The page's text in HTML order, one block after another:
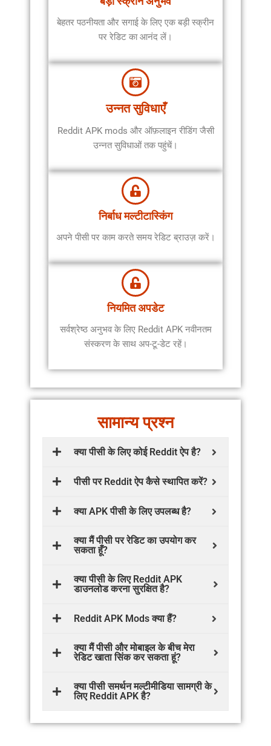
बेहतर पठनीयता और सगाई के लिए एक बड़ी स्क्रीन
पर रेडिट का आनंद लें।
उन्नत सुविधाएँ
Reddit APK mods और ऑफ़लाइन रीडिंग जैसी
उन्नत सुविधाओं तक पहुंचें।
निर्बाध मल्टीटास्किंग
अपने पीसी पर काम करते समय रेडिट ब्राउज़ करें।
नियमित अपडेट
सर्वश्रेष्ठ अनुभव के लिए Reddit APK नवीनतम
संस्करण के साथ अप-टू-डेट रहें।
सामान्य प्रश्न
क्या पीसी के लिए कोई Reddit ऐप है?
पीसी पर Reddit ऐप कैसे स्थापित करें?
क्या APK पीसी के लिए उपलब्ध है?
क्या मैं पीसी पर रेडिट का उपयोग कर
सकता हूँ?
क्या पीसी के लिए Reddit APK
डाउनलोड करना सुरक्षित है?
Reddit APK Mods क्या हैं?
क्या मैं पीसी और मोबाइल के बीच मेरा
रेडिट खाता सिंक कर सकता हूं?
क्या पीसी समर्थन मल्टीमीडिया सामग्री के
लिए Reddit APK है?